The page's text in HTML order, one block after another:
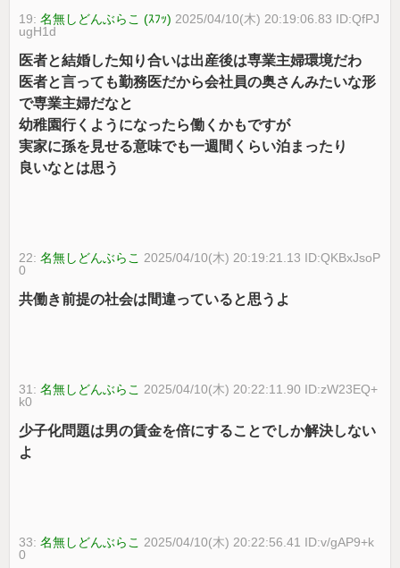
19:名無しどんぶらこ (ｽﾌｯ) 2025/04/10(木) 20:19:06.83 ID:QfPJ
ugH1d
医者と結婚した知り合いは出産後は専業主婦環境だわ
医者と言っても勤務医だから会社員の奥さんみたいな形
で専業主婦だなと
幼稚園行くようになったら働くかもですが
実家に孫を見せる意味でも一週間くらい泊まったり
良いなとは思う
22:名無しどんぶらこ 2025/04/10(木) 20:19:21.13 ID:QKBxJsoP
0
共働き前提の社会は間違っていると思うよ
31:名無しどんぶらこ 2025/04/10(木) 20:22:11.90 ID:zW23EQ+
k0
少子化問題は男の賃金を倍にすることでしか解決しない
よ
33:名無しどんぶらこ 2025/04/10(木) 20:22:56.41 ID:v/gAP9+k
0